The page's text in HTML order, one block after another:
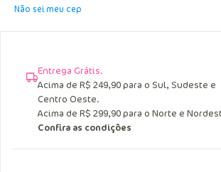
Não sei meu cep
Entrega Grátis.
Acima de R$ 249,90 para o Sul, Sudeste e
Centro Oeste.
Acima de R$ 299,90 para o Norte e
Confira as condições